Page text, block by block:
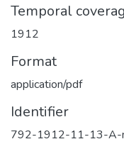
Temporal
1912
Format
application/pdf
Identifier
792-1912-11-13-A-